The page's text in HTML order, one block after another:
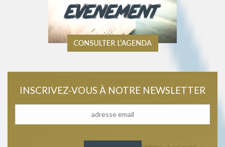
INSCRIVEZ-VOUS À NOTRE NEWSLETTER